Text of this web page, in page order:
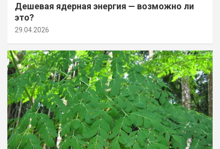
Дешевая ядерная энергия — возможно ли
это?
29.04.2026